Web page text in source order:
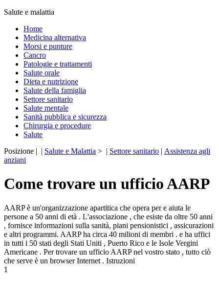
Salute e malattia
Home
Medicina alternativa
Morsi e punture
Cancro
Patologie e trattamenti
Salute orale
Dieta e nutrizione
Salute della famiglia
Settore sanitario
Salute mentale
Sanità pubblica e sicurezza
Chirurgia e procedure
Salute
Posizione | | Salute e Malattia > | Settore sanitario | Assistenza agli
anziani
Come trovare un ufficio AARP
AARP è un'organizzazione apartitica che opera per e aiuta le
persone a 50 anni di età . L'associazione , che esiste da oltre 50 anni
, fornisce informazioni sulla sanità, piani pensionistici , assicurazioni
e altri programmi. AARP ha circa 40 milioni di membri . e ha uffici
in tutti i 50 stati degli Stati Uniti , Puerto Rico e le Isole Vergini
Americane . Per trovare un ufficio AARP nel vostro stato , tutto ciò
che serve è un browser Internet . Istruzioni
1